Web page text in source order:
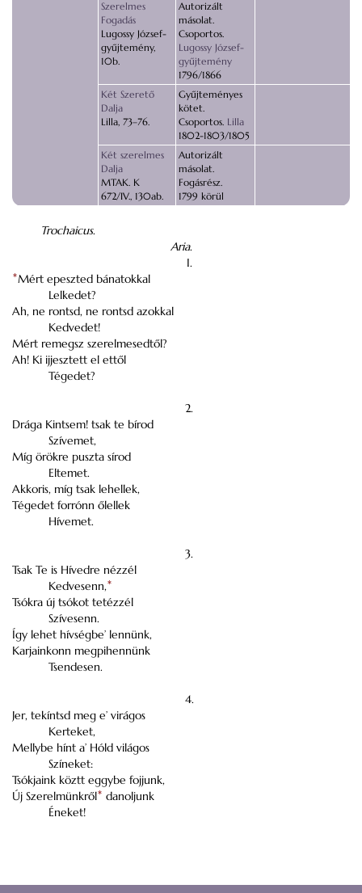
Szerelmes
Fogadás
Lugossy József-
gyűjtemény,
10b.
Autorizált
másolat.
Csoportos.
Lugossy József-
gyűjtemény
1796/1866
Két Szerető
Dalja
Lilla, 73–76.
Gyűjteményes
kötet.
Csoportos. Lilla
1802-1803/1805
Két szerelmes
Dalja
MTAK. K
672/IV., 130ab.
Autorizált
másolat.
Fogásrész.
1799 körül
Trochaicus.
Aria.
I.
*Mért epeszted bánatokkal
Lelkedet?
Ah, ne rontsd, ne rontsd azokkal
Kedvedet!
Mért remegsz szerelmesedtől?
Ah! Ki ijjesztett el ettől
Tégedet?
2.
Drága Kintsem! tsak te bírod
Szívemet,
Míg örökre puszta sírod
Eltemet.
Akkoris, míg tsak lehellek,
Tégedet forrónn őlellek
Hívemet.
3.
Tsak Te is Hívedre nézzél
Kedvesenn,*
Tsókra új tsókot tetézzél
Szívesenn.
Így lehet hívségbe’ lennünk,
Karjainkonn megpihennünk
Tsendesen.
4.
Jer, tekíntsd meg e’ virágos
Kerteket,
Mellybe hínt a’ Hóld világos
Színeket:
Tsókjaink köztt eggybe fojjunk,
Új Szerelmünkről* danoljunk
Éneket!